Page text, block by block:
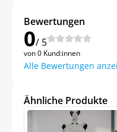
Bewertungen
0/ 5
von 0 Kund:innen
Alle Bewertungen
Ähnliche Produkte